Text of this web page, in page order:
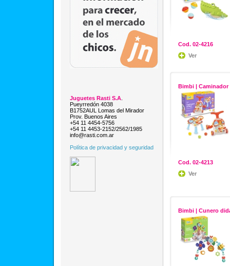
Juguetes Rasti S.A
Pueyrredón 4038
B1752AUL Lomas del Mirador
Prov. Buenos Aires
+54 11 4454-5756
+54 11 4453-2152/2562/1985
info@rasti.com.ar
Política de privacidad y seguridad
Cod. 02-4216
Ver
Bimbi | Caminador
Cod. 02-4213
Ver
Bimbi | Cunero